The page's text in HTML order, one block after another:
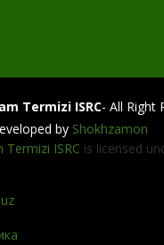
Termizi ISRC- All Right
by Shokhzamon
Termizi ISRC is licensed